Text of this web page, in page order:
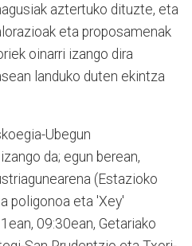
aztertuko dituzte, eta
eta proposamenak
oinarri izango dira
landuko duten ekintza
Ubegun
da; egun berean,
(Estazioko
poligonoa eta 'Xey'
09:30ean, Getariako